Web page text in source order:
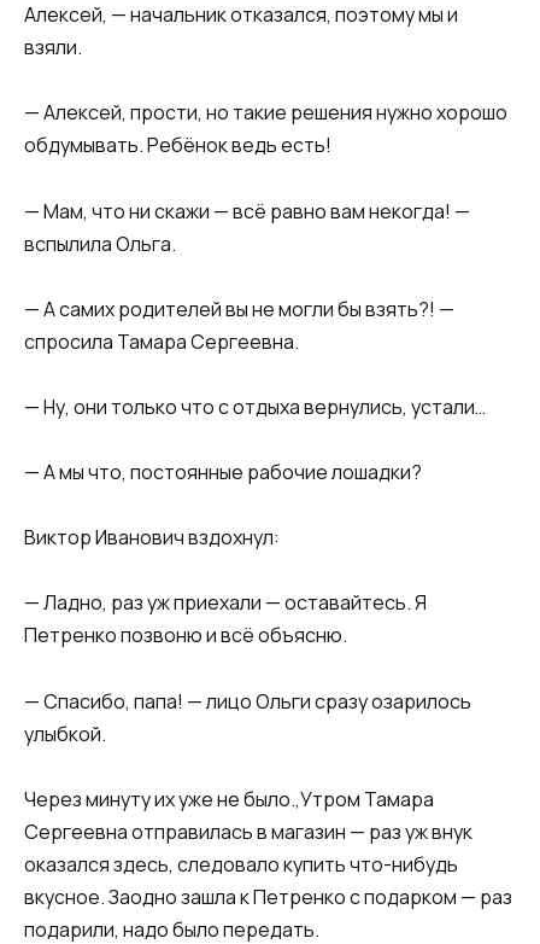
Алексей, — начальник отказался, поэтому мы и
взяли.
— Алексей, прости, но такие решения нужно хорошо
обдумывать. Ребёнок ведь есть!
— Мам, что ни скажи — всё равно вам некогда! —
вспылила Ольга.
— А самих родителей вы не могли бы взять?! —
спросила Тамара Сергеевна.
— Ну, они только что с отдыха вернулись, устали…
— А мы что, постоянные рабочие лошадки?
Виктор Иванович вздохнул:
— Ладно, раз уж приехали — оставайтесь. Я
Петренко позвоню и всё объясню.
— Спасибо, папа! — лицо Ольги сразу озарилось
улыбкой.
Через минуту их уже не было.,Утром Тамара
Сергеевна отправилась в магазин — раз уж внук
оказался здесь, следовало купить что-нибудь
вкусное. Заодно зашла к Петренко с подарком — раз
подарили, надо было передать.